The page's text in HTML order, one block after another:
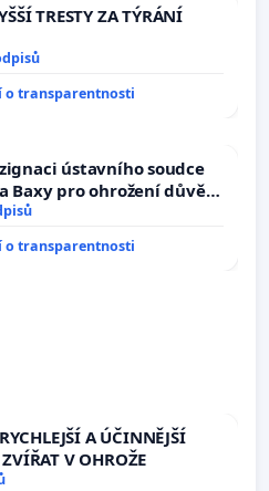
TRESTY ZA TÝRÁNÍ
o transparentnosti
ústavního soudce
Baxy pro ohrožení důvěry
proces
o transparentnosti
A ÚČINNĚJŠÍ
V OHROŽE